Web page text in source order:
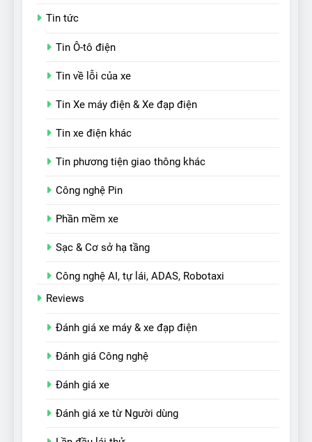
Tin tức
Tin Ô-tô điện
Tin về lỗi của xe
Tin Xe máy điện & Xe đạp điện
Tin xe điện khác
Tin phương tiện giao thông khác
Công nghệ Pin
Phần mềm xe
Sạc & Cơ sở hạ tầng
Công nghệ AI, tự lái, ADAS, Robotaxi
Reviews
Đánh giá xe máy & xe đạp điện
Đánh giá Công nghệ
Đánh giá xe
Đánh giá xe từ Người dùng